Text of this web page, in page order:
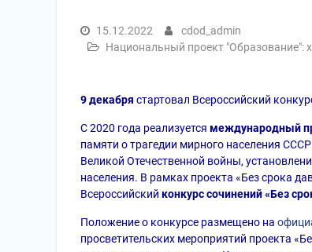
15.12.2022
cdod_admin
Национальный проект "Образование":
9 декабря стартовал Всероссийский
С 2020 года реализуется международный
памяти о трагедии мирного населения
Великой Отечественной войны,
населения. В рамках проекта «Без срока
Всероссийский конкурс сочинений «Без
Положение о конкурсе размещено на
просветительских мероприятий проекта